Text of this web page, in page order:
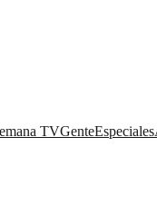
TVGenteEspeciales